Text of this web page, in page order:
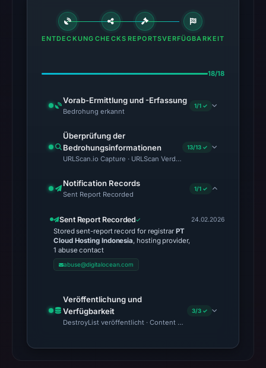
Technical
evidence
confirms
activity.
reports
22
out
of
95
vendors
the
domain
malicious.
Safe
Browsing
flagged
ENTDECKUNG CHECKS REPORTSVERFÜGBARKEIT
18/18
Vorab-Ermittlung und -Erfassung
Bedrohung erkannt
1/1 ✓
Überprüfung der
Bedrohungsinformationen
URLScan.io Capture · URLScan Verdict · Cloudflare Radar
13/13 ✓
Notification Records
Sent Report Recorded
1/1 ✓
Sent Report Recorded
Stored sent-report record for registrar PT
Cloud Hosting Indonesia, hosting provider,
1 abuse contact
abuse@digitalocean.com
24.02.2026
Veröffentlichung und
Verfügbarkeit
DestroyList veröffentlicht · Content Observed Unavailable ·
3/3 ✓